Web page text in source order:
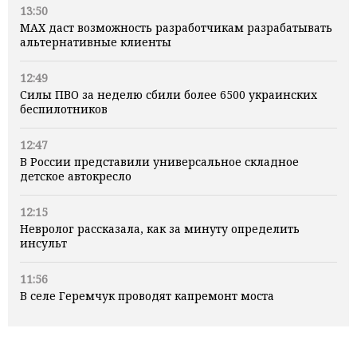
13:50
MAX даст возможность разработчикам разрабатывать
альтернативные клиенты
12:49
Силы ПВО за неделю сбили более 6500 украинских
беспилотников
12:47
В России представили универсальное складное
детское автокресло
12:15
Невролог рассказала, как за минуту определить
инсульт
11:56
В селе Геремчук проводят капремонт моста